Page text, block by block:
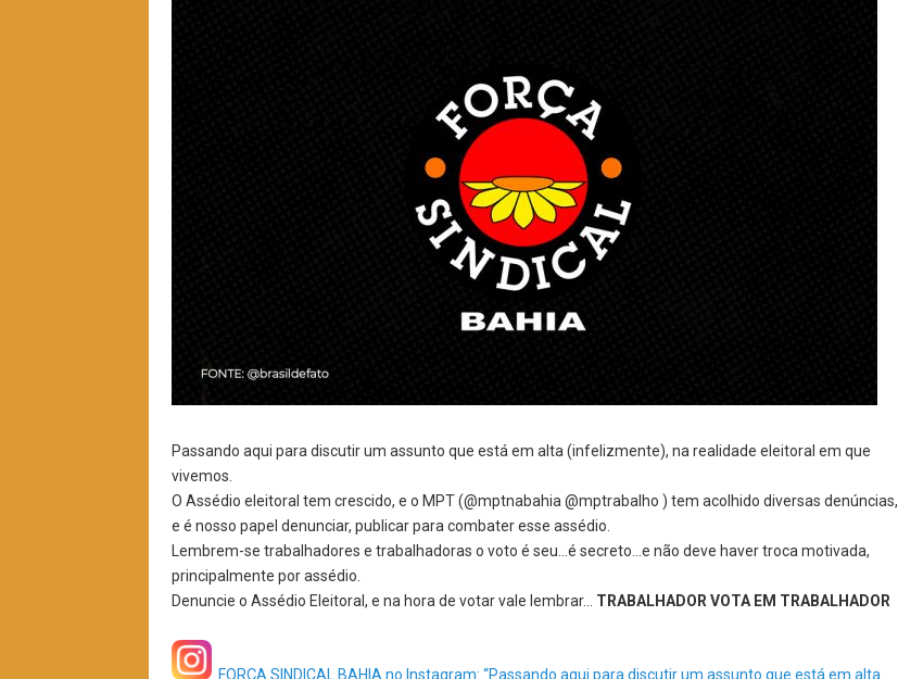
Passando aqui para discutir um assunto que está em alta (infelizmente), na realidade eleitoral em que
vivemos.
O Assédio eleitoral tem crescido, e o MPT (@mptnabahia @mptrabalho ) tem acolhido diversas denúncias,
e é nosso papel denunciar, publicar para combater esse assédio.
Lembrem-se trabalhadores e trabalhadoras o voto é seu…é secreto…e não deve haver troca motivada,
principalmente por assédio.
Denuncie o Assédio Eleitoral, e na hora de votar vale lembrar…
TRABALHADOR VOTA EM TRABALHADOR
FORÇA SINDICAL BAHIA no Instagram: “Passando aqui para discutir um assunto que está em alta